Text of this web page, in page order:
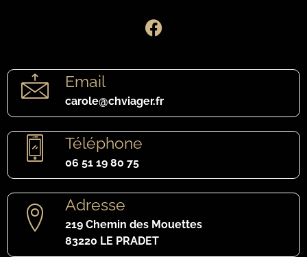
Email
carole@chviager.fr
Téléphone
06 51 19 80 75
Adresse
219 Chemin des Mouettes
83220 LE PRADET